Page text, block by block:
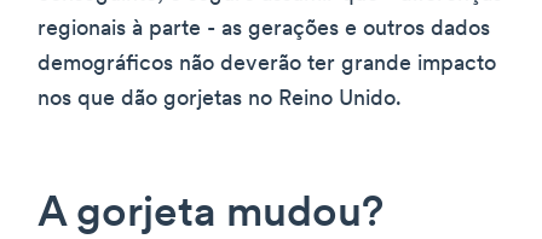
regionais à parte - as gerações e outros dados
demográficos não deverão ter grande impacto
nos que dão gorjetas no Reino Unido.
A gorjeta mudou?